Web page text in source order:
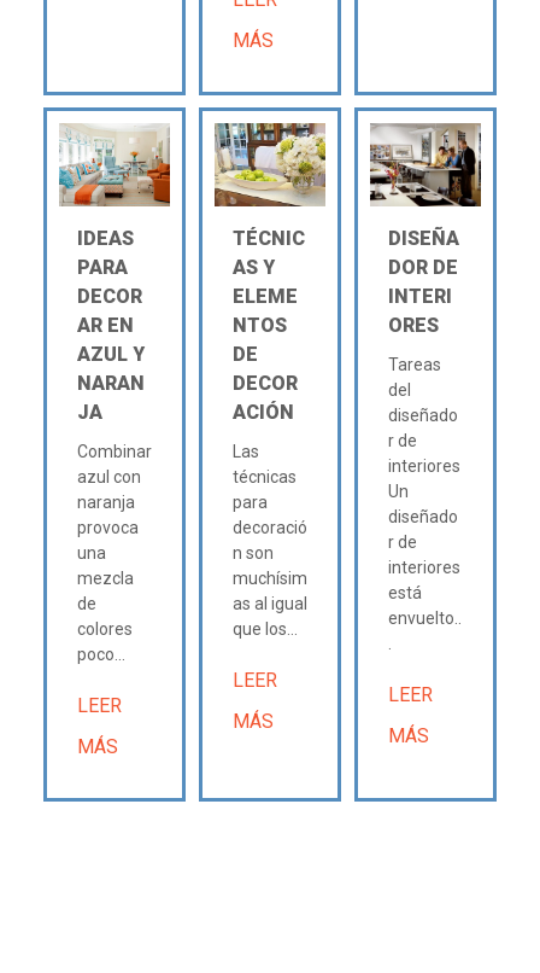
MÁS
IDEAS
PARA
DECOR
AR EN
AZUL Y
NARAN
JA
Combinar
azul con
naranja
provoca
una
mezcla
de
colores
poco...
LEER
MÁS
TÉCNIC
AS Y
ELEME
NTOS
DE
DECOR
ACIÓN
Las
técnicas
para
decoració
n son
muchísim
as al igual
que los...
LEER
MÁS
DISEÑA
DOR DE
INTERI
ORES
Tareas
del
diseñado
r de
interiores
Un
diseñado
r de
interiores
está
envuelto..
LEER
MÁS